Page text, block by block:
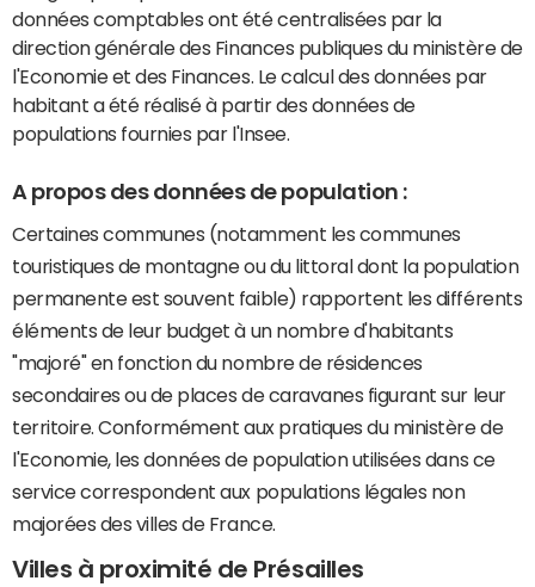
données comptables ont été centralisées par la
direction générale des Finances publiques du ministère de
l'Economie et des Finances. Le calcul des données par
habitant a été réalisé à partir des données de
populations fournies par l'Insee.
A propos des données de population :
Certaines communes (notamment les communes
touristiques de montagne ou du littoral dont la population
permanente est souvent faible) rapportent les différents
éléments de leur budget à un nombre d'habitants
"majoré" en fonction du nombre de résidences
secondaires ou de places de caravanes figurant sur leur
territoire. Conformément aux pratiques du ministère de
l'Economie, les données de population utilisées dans ce
service correspondent aux populations légales non
majorées des villes de France.
Villes à proximité de Présailles